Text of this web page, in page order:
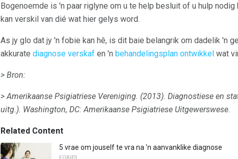
Bogenoemde is 'n paar riglyne om u te help besluit of u hulp
kan verskil van dié wat hier gelys word.
As jy glo dat jy 'n fobie kan hê, is dit baie belangrik om dadelik 'n
akkurate diagnose verskaf en 'n behandelingsplan ontwikkel wat
> Bron:
> Amerikaanse Psigiatriese Vereniging. (2013). Diagnostiese en
uitg.). Washington, DC: Amerikaanse Psigiatriese Uitgewerswese.
Related Content
5 vrae om jouself te vra na 'n aanvanklike diagnose
FOBIES